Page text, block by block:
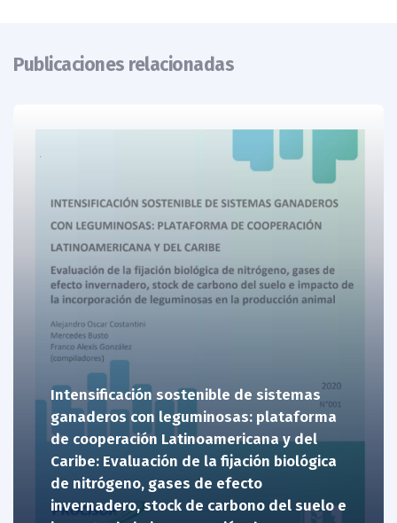
Publicaciones relacionadas
Intensificación sostenible de sistemas
ganaderos con leguminosas: plataforma
de cooperación Latinoamericana y del
Caribe: Evaluación de la fijación biológica
de nitrógeno, gases de efecto
invernadero, stock de carbono del suelo e